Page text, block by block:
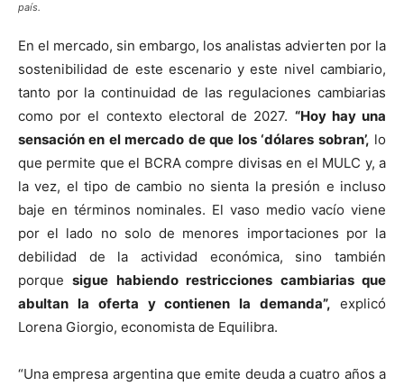
país.
En el mercado, sin embargo, los analistas advierten por la
sostenibilidad de este escenario y este nivel cambiario,
tanto por la continuidad de las regulaciones cambiarias
como por el contexto electoral de 2027. “Hoy hay una
sensación en el mercado de que los ‘dólares sobran’, lo
que permite que el BCRA compre divisas en el MULC y, a
la vez, el tipo de cambio no sienta la presión e incluso
baje en términos nominales. El vaso medio vacío viene
por el lado no solo de menores importaciones por la
debilidad de la actividad económica, sino también
porquesigue habiendo restricciones cambiarias que
abultan la oferta y contienen la demanda”, explicó
Lorena Giorgio, economista de Equilibra.
“Una empresa argentina que emite deuda a cuatro años a